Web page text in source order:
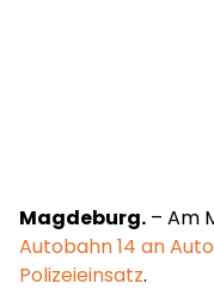
Magdeburg. – Am
Autobahn 14 an
Polizeieinsatz.